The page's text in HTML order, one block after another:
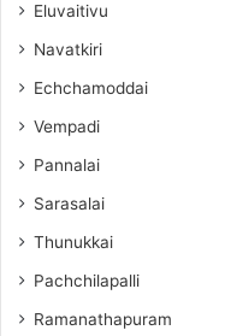
Eluvaitivu
Navatkiri
Echchamoddai
Vempadi
Pannalai
Sarasalai
Thunukkai
Pachchilapalli
Ramanathapuram